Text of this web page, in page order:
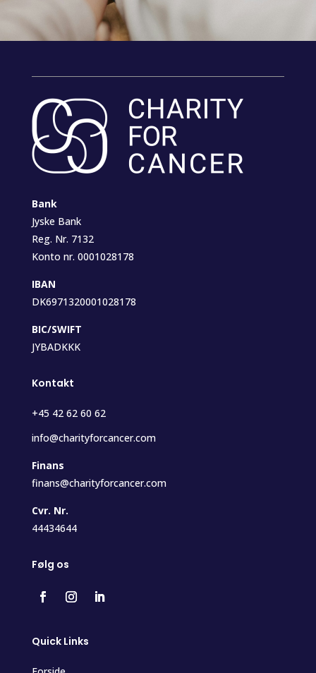
Bank
Jyske Bank
Reg. Nr. 7132
Konto nr. 0001028178
IBAN
DK6971320001028178
BIC/SWIFT
JYBADKKK
Kontakt
+45 42 62 60 62
info@charityforcancer.com
Finans
finans@charityforcancer.com
Cvr. Nr.
44434644
Følg os
Quick Links